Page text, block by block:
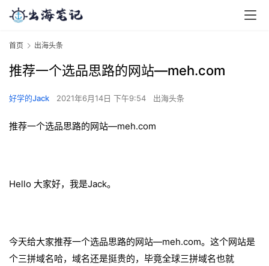
首页 出海头条
推荐一个选品思路的网站—meh.com
好学的Jack 2021年6月14日 下午9:54 出海头条
推荐一个选品思路的网站—meh.com
Hello 大家好，我是Jack。
今天给大家推荐一个选品思路的网站—meh.com。这个网站是
个三拼域名哈，域名还是挺贵的，毕竟全球三拼域名也就